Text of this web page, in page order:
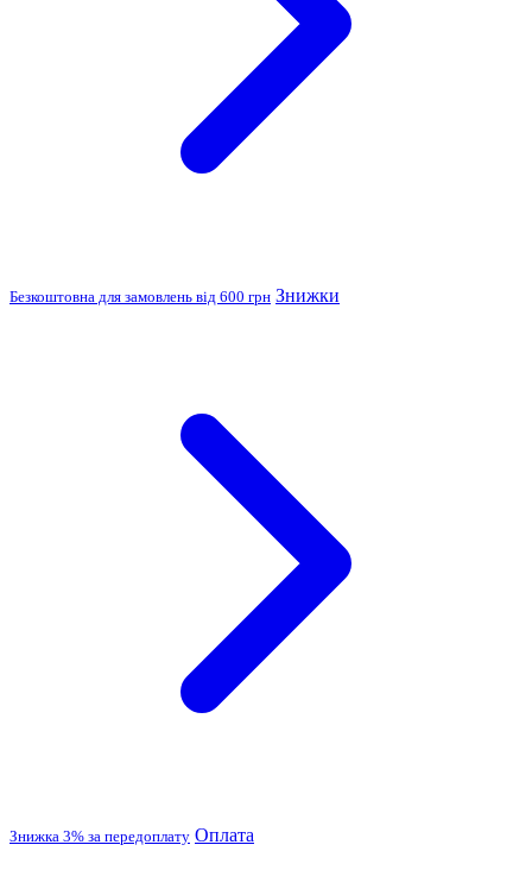
Безкоштовна для замовлень від 600 грн Знижки
Знижка 3% за передоплату Оплата